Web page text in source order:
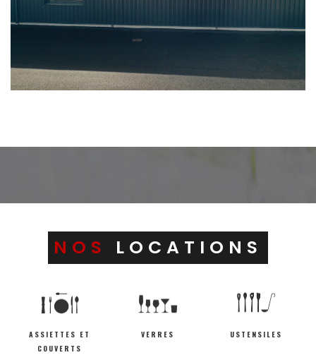
NOS LOCATIONS
ASSIETTES ET
COUVERTS
VERRES USTENSILES